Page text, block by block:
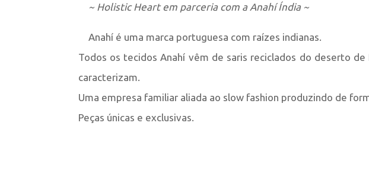
~ Holistic Heart em parceria com a Anahí Índia ~
Anahí é uma marca portuguesa com raízes indianas.
Todos os tecidos Anahí vêm de saris reciclados do deserto
caracterizam.
Uma empresa familiar aliada ao slow fashion produzindo de
Peças únicas e exclusivas.